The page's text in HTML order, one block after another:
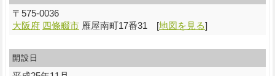
〒 575-0036
大阪府 四條畷市 雁屋南町17番31 [地図を見る]
開設日